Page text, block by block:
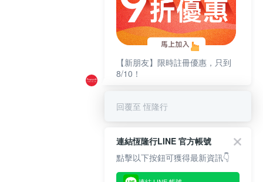
【新朋友】限時註冊優惠，只到
8/10！
回覆至 恆隆行
連結恆隆行LINE 官方帳號
點擊以下按鈕可獲得最新資訊👇